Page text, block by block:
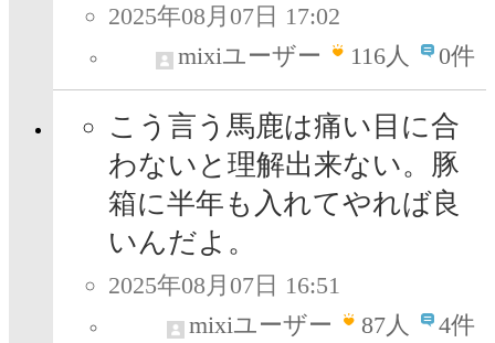
2025年08月07日 17:02
mixiユーザー
116人 0件
こう言う馬鹿は痛い目に合
わないと理解出来ない。豚
箱に半年も入れてやれば良
いんだよ。
2025年08月07日 16:51
mixiユーザー
87人 4件